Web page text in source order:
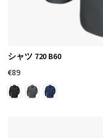
シャツ 720 B60
€89